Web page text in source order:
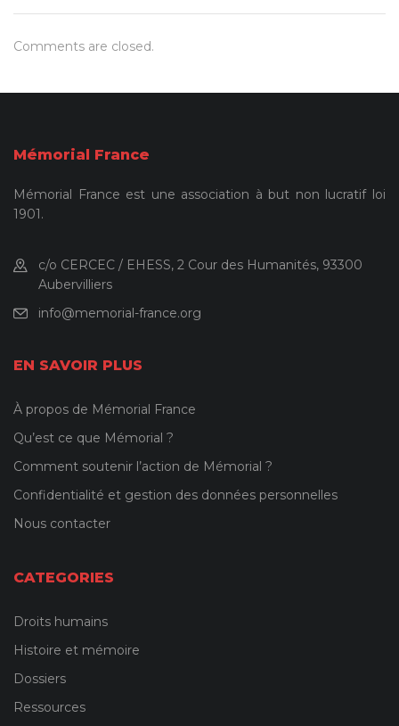
Comments are closed.
Mémorial France
Mémorial France est une association à but non lucratif loi
1901.
c/o CERCEC / EHESS, 2 Cour des Humanités, 93300
Aubervilliers
info@memorial-france.org
EN SAVOIR PLUS
À propos de Mémorial France
Qu’est ce que Mémorial ?
Comment soutenir l’action de Mémorial ?
Confidentialité et gestion des données personnelles
Nous contacter
CATEGORIES
Droits humains
Histoire et mémoire
Dossiers
Ressources